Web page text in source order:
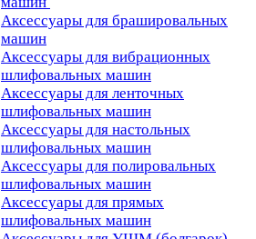
Аксессуары для брашировальных
машин
Аксессуары для вибрационных
шлифовальных машин
Аксессуары для ленточных
шлифовальных машин
Аксессуары для настольных
шлифовальных машин
Аксессуары для полировальных
шлифовальных машин
Аксессуары для прямых
шлифовальных машин